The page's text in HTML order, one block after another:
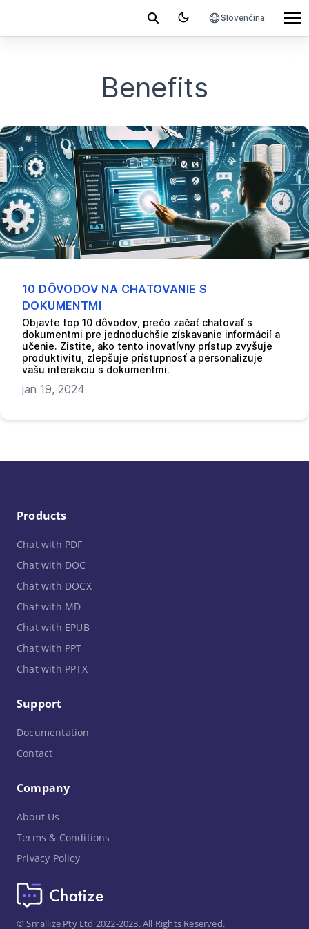
Slovenčina
Benefits
10 DÔVODOV NA CHATOVANIE S
DOKUMENTMI
Objavte top 10 dôvodov, prečo začať chatovať s
dokumentmi pre jednoduchšie získavanie informácií a
učenie. Zistite, ako tento inovatívny prístup zvyšuje
produktivitu, zlepšuje prístupnosť a personalizuje
vašu interakciu s dokumentmi.
jan 19, 2024
© Smallize Pty Ltd 2022-2023. All Rights Reserved.
Products
Chat with PDF
Chat with DOC
Chat with DOCX
Chat with MD
Chat with EPUB
Chat with PPT
Chat with PPTX
Support
Documentation
Contact
Company
About Us
Terms & Conditions
Privacy Policy